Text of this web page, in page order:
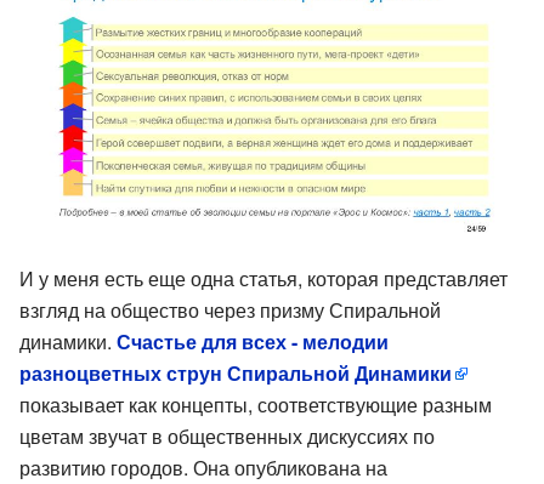
И у меня есть еще одна статья, которая представляет
взгляд на общество через призму Спиральной
динамики. Счастье для всех - мелодии
разноцветных струн Спиральной Динамики
показывает как концепты, соответствующие разным
цветам звучат в общественных дискуссиях по
развитию городов. Она опубликована на